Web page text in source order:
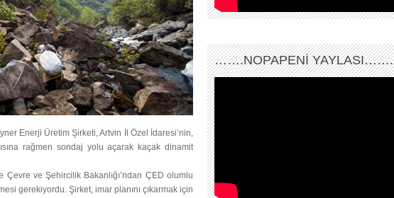
Enerji Üretim Şirketi, Artvin İl Özel İdaresi’nin,
rağmen sondaj yolu açarak kaçak dinamit
ve Şehircilik Bakanlığı’ndan ÇED olumlu
gerekiyordu. Şirket, imar planını çıkarmak için
…….NOPAPENİ YAYLASI…….